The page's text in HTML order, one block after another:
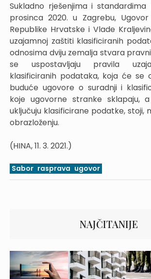
Sukladno rješenjima i standardima
prosinca 2020. u Zagrebu,
Republike Hrvatske i Vlade
uzajamnoj zaštiti klasificiranih
odnosima dviju zemalja stvara
se uspostavljaju pravila
klasificiranih podataka, koja će se
buduće ugovore o suradnji i
koje ugovorne stranke sklapaju,
uključuju klasificirane podatke, stoji,
obrazloženju.
(HINA, 11. 3. 2021.)
Sabor rasprava ugovor
NAJČITANIJE